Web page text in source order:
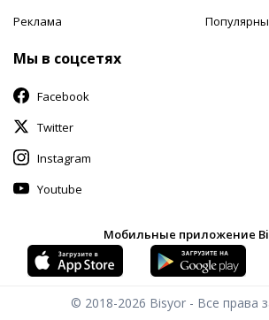
Реклама
Мы в соцсетях
Facebook
Twitter
Instagram
Youtube
Мобильные приложение
© 2018-2026 Bisyor - Все права